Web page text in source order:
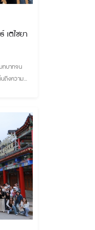
ตไชยา
ทบาทจน
ถึงความ
กับการ
างพิถีพิถัน